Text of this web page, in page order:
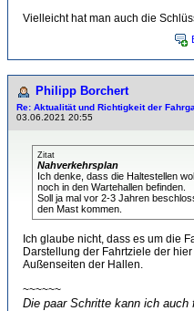
Vielleicht hat man auch die
Philipp Borchert
Re: Aktualität und Richtigkeit der
03.06.2021 20:55
Zitat
Nahverkehrsplan
Ich denke, dass die Haltestellen
noch in den Wartehallen befinden.
Soll ja mal vor 2-3 Jahren
den Mast kommen.
Ich glaube nicht, dass es um die
Darstellung der Fahrtziele der
Außenseiten der Hallen.
~~~~~~
Die paar Schritte kann ich auch